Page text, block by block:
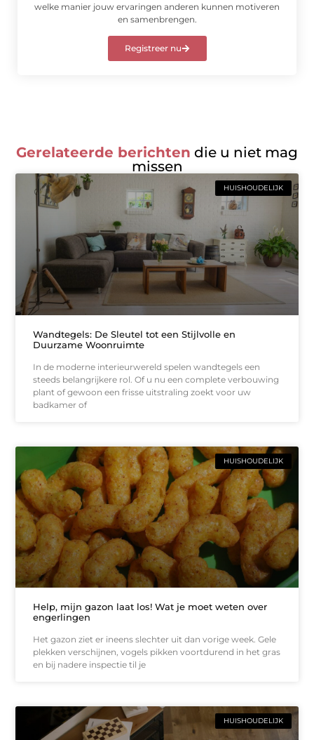
welke manier jouw ervaringen anderen kunnen motiveren
en samenbrengen.
Registreer nu
Gerelateerde berichten die u niet mag
missen
HUISHOUDELIJK
Wandtegels: De Sleutel tot een Stijlvolle en
Duurzame Woonruimte
In de moderne interieurwereld spelen wandtegels een
steeds belangrijkere rol. Of u nu een complete verbouwing
plant of gewoon een frisse uitstraling zoekt voor uw
badkamer of
HUISHOUDELIJK
Help, mijn gazon laat los! Wat je moet weten over
engerlingen
Het gazon ziet er ineens slechter uit dan vorige week. Gele
plekken verschijnen, vogels pikken voortdurend in het gras
en bij nadere inspectie til je
HUISHOUDELIJK